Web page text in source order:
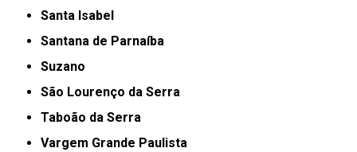
Santa Isabel
Santana de Parnaíba
Suzano
São Lourenço da Serra
Taboão da Serra
Vargem Grande Paulista